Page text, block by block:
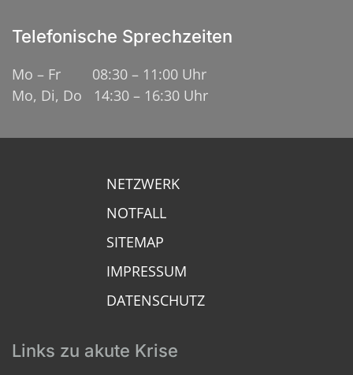
Telefonische Sprechzeiten
Mo – Fr 08:30 – 11:00 Uhr
Mo, Di, Do 14:30 – 16:30 Uhr
NETZWERK
NOTFALL
SITEMAP
IMPRESSUM
DATENSCHUTZ
Links zu akute Krise